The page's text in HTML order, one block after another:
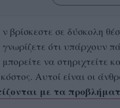
ν βρίσκεστε σε δύσκολη
γνωρίζετε ότι υπάρχουν
μπορείτε να στηριχτείτε
Αυτοί είναι οι
με τα